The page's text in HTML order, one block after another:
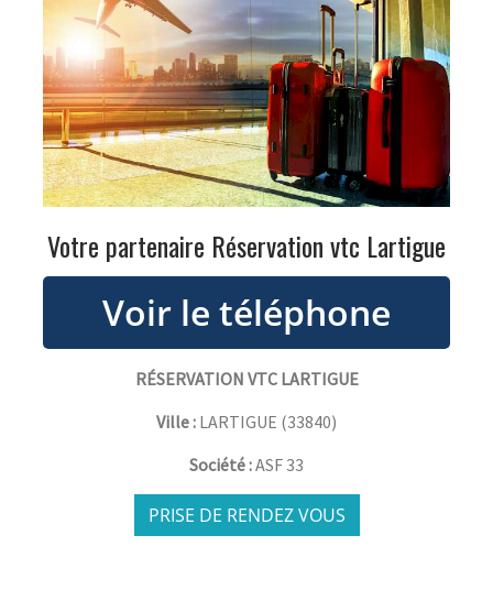
Votre partenaire Réservation vtc Lartigue
RÉSERVATION VTC LARTIGUE
Ville : LARTIGUE (33840)
Société :ASF 33
PRISE DE RENDEZ VOUS